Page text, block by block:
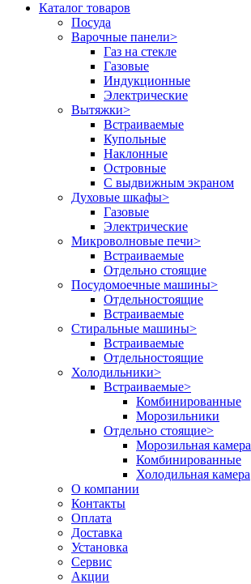
Каталог товаров
Посуда
Варочные панели>
Газ на стекле
Газовые
Индукционные
Электрические
Вытяжки>
Встраиваемые
Купольные
Наклонные
Островные
С выдвижным экраном
Духовые шкафы>
Газовые
Электрические
Микроволновые печи>
Встраиваемые
Отдельно стоящие
Посудомоечные машины>
Отдельностоящие
Встраиваемые
Стиральные машины>
Встраиваемые
Отдельностоящие
Холодильники>
Встраиваемые>
Комбинированные
Морозильники
Отдельно стоящие>
Морозильная камера
Комбинированные
Холодильная камера
О компании
Контакты
Оплата
Доставка
Установка
Сервис
Акции